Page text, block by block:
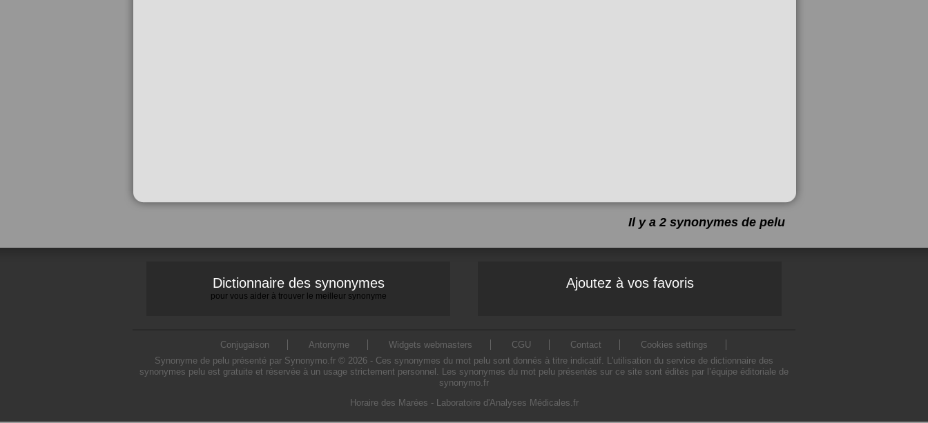
Il y a 2 synonymes de pelu
Dictionnaire des synonymes
pour vous aider à trouver le meilleur synonyme
Ajoutez à vos favoris
Conjugaison Antonyme Widgets webmasters CGU Contact
Cookies settings
Synonyme de pelu présenté par Synonymo.fr © 2026 - Ces synonymes du mot pelu sont donnés à titre indicatif. L'utilisation du service de dictionnaire des
synonymes pelu est gratuite et réservée à un usage strictement personnel. Les synonymes du mot pelu présentés sur ce site sont édités par l’équipe éditoriale de
synonymo.fr
Horaire des Marées - Laboratoire d'Analyses Médicales.fr